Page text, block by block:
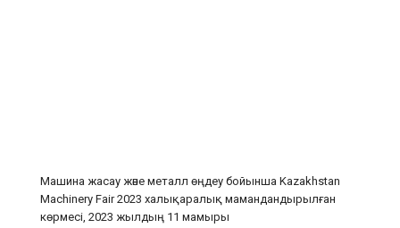
Машина жасау және металл өңдеу бойынша Kazakhstan
Machinery Fair 2023 халықаралық мамандандырылған
көрмесі, 2023 жылдың 11 мамыры